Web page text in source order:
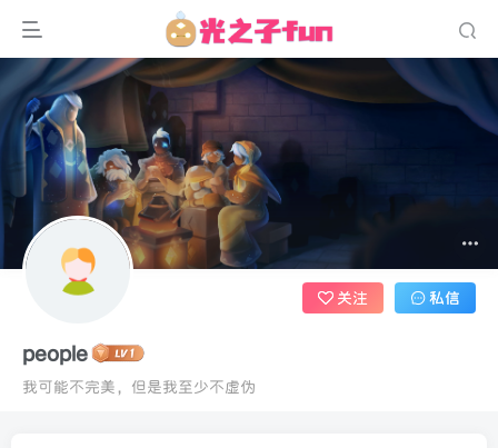
people
我可能不完美，但是我至少不虚伪
关注 私信